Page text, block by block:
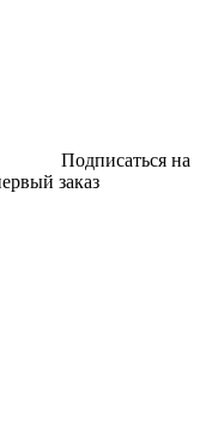
Подписаться на
заказ